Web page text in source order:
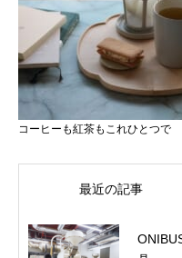
コーヒーも紅茶もこれひとつで
最近の記事